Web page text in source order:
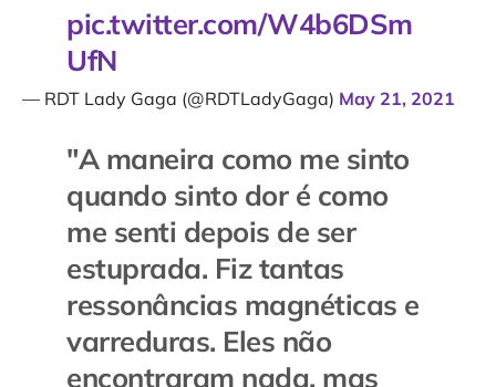
pic.twitter.com/W4b6DSm
UfN
— RDT Lady Gaga (@RDTLadyGaga) May 21, 2021
"A maneira como me sinto
quando sinto dor é como
me senti depois de ser
estuprada. Fiz tantas
ressonâncias magnéticas e
varreduras. Eles não
encontraram nada, mas